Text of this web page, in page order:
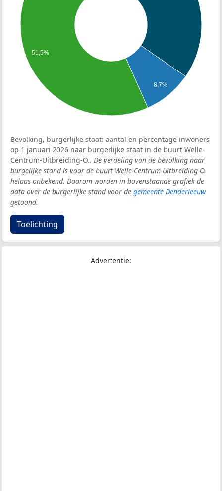
8,7%
51,5%
Bevolking, burgerlijke staat: aantal en percentage inwoners
op 1 januari 2026 naar burgerlijke staat in de buurt Welle-
Centrum-Uitbreiding-O.. De verdeling van de bevolking naar
burgelijke stand is voor de buurt Welle-Centrum-Uitbreiding-O.
helaas onbekend. Daarom worden in bovenstaande grafiek de
data over de burgerlijke stand voor de gemeente Denderleeuw
getoond.
Toelichting
Advertentie: